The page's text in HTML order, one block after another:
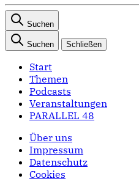
Suchen
Suchen Schließen
Start
Themen
Podcasts
Veranstaltungen
PARALLEL 48
Über uns
Impressum
Datenschutz
Cookies